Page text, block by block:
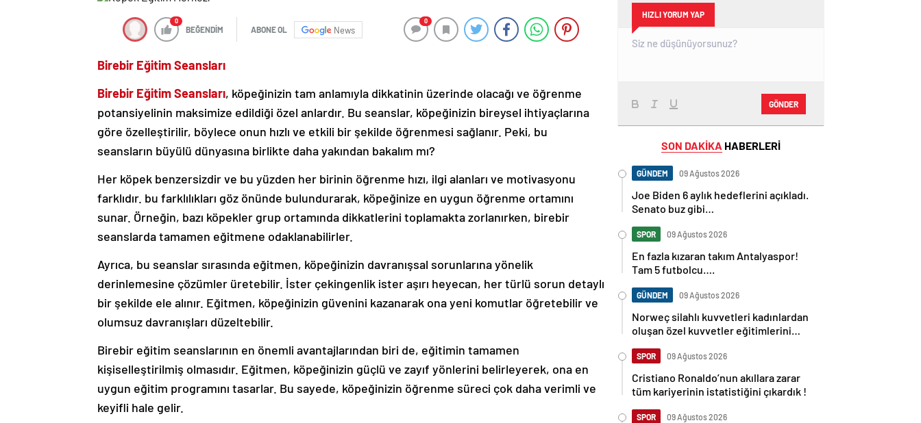
0
BEĞENDİM ABONE OL News
0
Birebir Eğitim Seansları
Birebir Eğitim Seansları, köpeğinizin tam anlamıyla dikkatinin üzerinde olacağı ve öğrenme
potansiyelinin maksimize edildiği özel anlardır. Bu seanslar, köpeğinizin bireysel ihtiyaçlarına
göre özelleştirilir, böylece onun hızlı ve etkili bir şekilde öğrenmesi sağlanır. Peki, bu
seansların büyülü dünyasına birlikte daha yakından bakalım mı?
Her köpek benzersizdir ve bu yüzden her birinin öğrenme hızı, ilgi alanları ve motivasyonu
farklıdır. bu farklılıkları göz önünde bulundurarak, köpeğinize en uygun öğrenme ortamını
sunar. Örneğin, bazı köpekler grup ortamında dikkatlerini toplamakta zorlanırken, birebir
seanslarda tamamen eğitmene odaklanabilirler.
Ayrıca, bu seanslar sırasında eğitmen, köpeğinizin davranışsal sorunlarına yönelik
derinlemesine çözümler üretebilir. İster çekingenlik ister aşırı heyecan, her türlü sorun detaylı
bir şekilde ele alınır. Eğitmen, köpeğinizin güvenini kazanarak ona yeni komutlar öğretebilir ve
olumsuz davranışları düzeltebilir.
Birebir eğitim seanslarının en önemli avantajlarından biri de, eğitimin tamamen
kişiselleştirilmiş olmasıdır. Eğitmen, köpeğinizin güçlü ve zayıf yönlerini belirleyerek, ona en
uygun eğitim programını tasarlar. Bu sayede, köpeğinizin öğrenme süreci çok daha verimli ve
keyifli hale gelir.
HIZLI YORUM YAP
GÖNDER
SON DAKİKA HABERLERİ
GÜNDEM 09 Ağustos 2026
Joe Biden 6 aylık hedeflerini açıkladı.
Senato buz gibi…
SPOR 09 Ağustos 2026
En fazla kızaran takım Antalyaspor!
Tam 5 futbolcu….
GÜNDEM 09 Ağustos 2026
Norweç silahlı kuvvetleri kadınlardan
oluşan özel kuvvetler eğitimlerini
SPOR 09 Ağustos 2026
Cristiano Ronaldo’nun akıllara zarar
tüm kariyerinin istatistiğini çıkardık !
SPOR 09 Ağustos 2026